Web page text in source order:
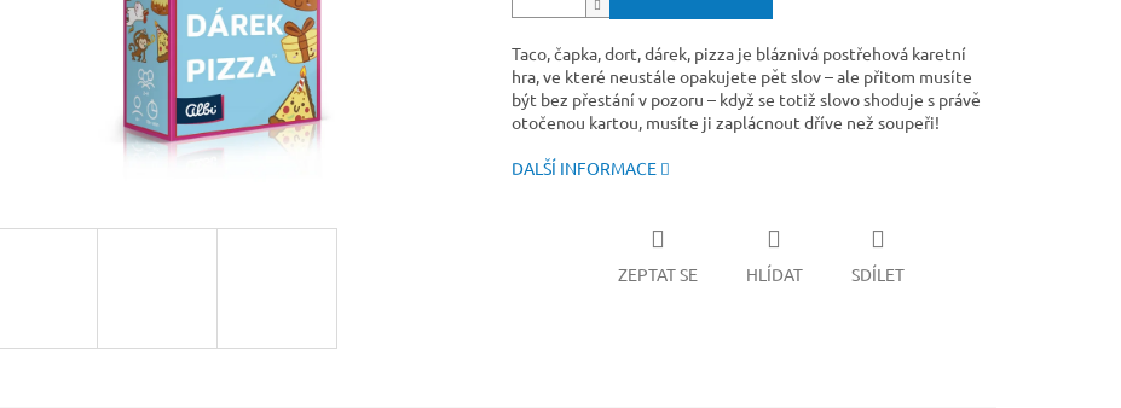
Taco, čapka, dort, dárek, pizza je bláznivá postřehová karetní
hra, ve které neustále opakujete pět slov – ale přitom musíte
být bez přestání v pozoru – když se totiž slovo shoduje s právě
otočenou kartou, musíte ji zaplácnout dříve než soupeři!
DALŠÍ INFORMACE
ZEPTAT SE HLÍDAT SDÍLET